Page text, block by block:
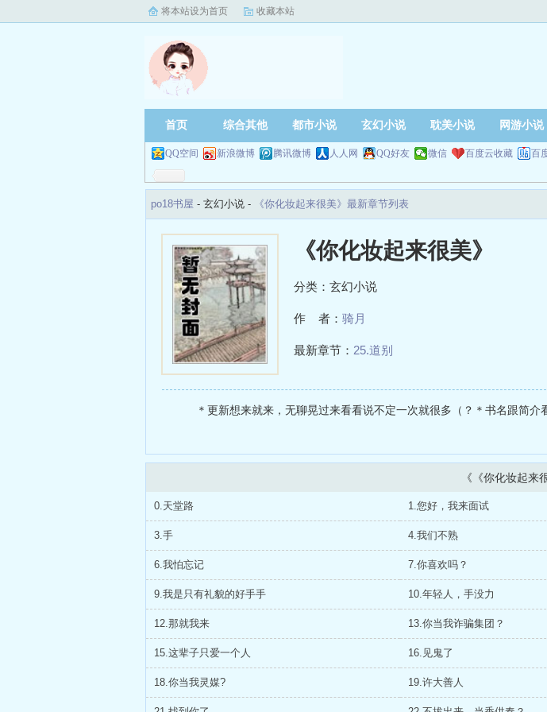
将本站设为首页 收藏本站
首页 综合其他 都市小说 玄幻小说 耽美小说 网游小说
QQ空间 新浪微博 腾讯微博 人人网 QQ好友 微信 百度云收藏 百
po18书屋 - 玄幻小说 - 《你化妆起来很美》最新章节列表
《你化妆起来很美》
分类：玄幻小说
作 者： 骑月
最新章节： 25.道别
＊更新想来就来，无聊晃过来看看说不定一次就很多（？＊书名跟简介
《《你化妆起来
0.天堂路 1.您好，我来面试
3.手 4.我们不熟
6.我怕忘记 7.你喜欢吗？
9.我是只有礼貌的好手手 10.年轻人，手没力
12.那就我来 13.你当我诈骗集团？
15.这辈子只爱一个人 16.见鬼了
18.你当我灵媒? 19.许大善人